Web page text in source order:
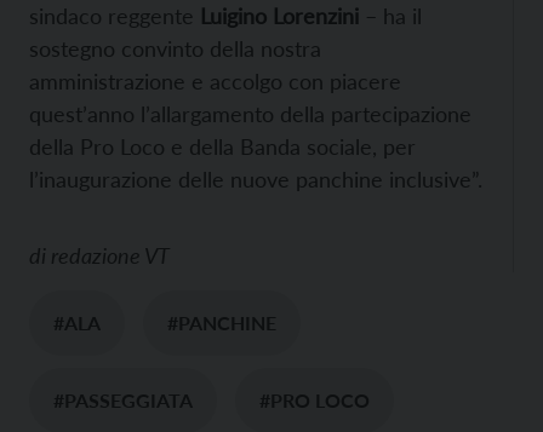
sindaco reggente Luigino Lorenzini – ha il
sostegno convinto della nostra
amministrazione e accolgo con piacere
quest’anno l’allargamento della partecipazione
della Pro Loco e della Banda sociale, per
l’inaugurazione delle nuove panchine inclusive”.
di redazione VT
#ALA #PANCHINE
#PASSEGGIATA #PRO LOCO